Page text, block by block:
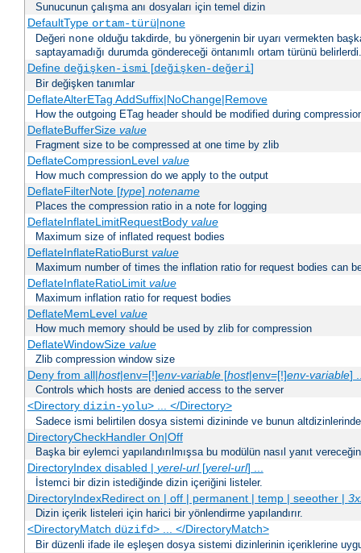
Sunucunun çalışma anı dosyaları için temel dizin
DefaultType ortam-türü|none
Değeri none olduğu takdirde, bu yönergenin bir uyarı vermekten
saptayamadığı durumda göndereceği öntanımlı ortam türünü belirlerdi.
Define değişken-ismi[değişken-değeri]
Bir değişken tanımlar
DeflateAlterETag AddSuffix|NoChange|Remove
How the outgoing ETag header should be modified during
DeflateBufferSize value
Fragment size to be compressed at one time by zlib
DeflateCompressionLevel value
How much compression do we apply to the output
DeflateFilterNote [type] notename
Places the compression ratio in a note for logging
DeflateInflateLimitRequestBody value
Maximum size of inflated request bodies
DeflateInflateRatioBurst value
Maximum number of times the inflation ratio for request bodies can
DeflateInflateRatioLimit value
Maximum inflation ratio for request bodies
DeflateMemLevel value
How much memory should be used by zlib for compression
DeflateWindowSize value
Zlib compression window size
Deny from all|host|env=[!]env-variable[host|env=[!]env-variable]
Controls which hosts are denied access to the server
<Directory dizin-yolu> ... </Directory>
Sadece ismi belirtilen dosya sistemi dizininde ve bunun
DirectoryCheckHandler On|Off
Başka bir eylemci yapılandırılmışsa bu modülün nasıl yanıt
DirectoryIndex disabled | yerel-url[yerel-url] ...
İstemci bir dizin istediğinde dizin içeriğini listeler.
DirectoryIndexRedirect on | off | permanent | temp | seeother |
Dizin içerik listeleri için harici bir yönlendirme yapılandırır.
<DirectoryMatch düzifd> ... </DirectoryMatch>
Bir düzenli ifade ile eşleşen dosya sistemi dizinlerinin içeriklerine